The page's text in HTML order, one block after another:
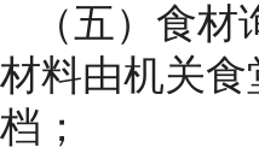
（五）食材
材料由机关
档；